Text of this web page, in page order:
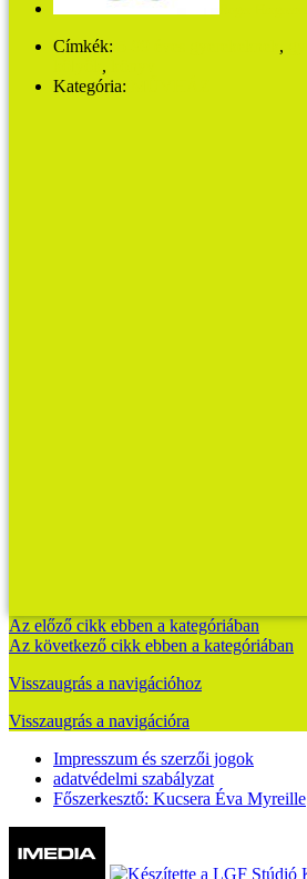
Címkék: ,
,
Kategória:
Az előző cikk ebben a kategóriában
Az következő cikk ebben a kategóriában
Visszaugrás a navigációhoz
Visszaugrás a navigációra
Impresszum és szerzői jogok
adatvédelmi szabályzat
Főszerkesztő: Kucsera Éva Myreille